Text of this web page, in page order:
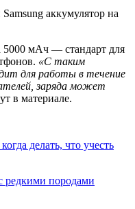
5000 мАч — стандарт для
«С таким
для работы в течение
заряда может
в материале.
делать, что учесть
редкими породами